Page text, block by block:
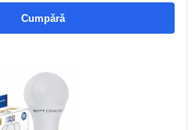
Cumpără